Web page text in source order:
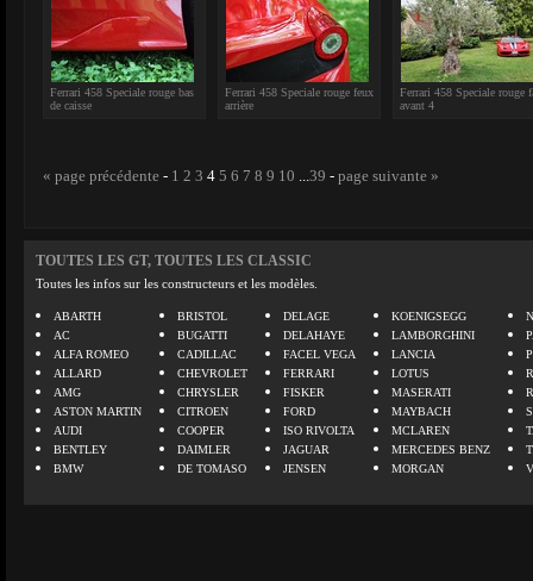
Ferrari 458 Speciale rouge bas
de caisse
Ferrari 458 Speciale rouge feux
arrière
Ferrari 458 Speciale rouge
avant 4
« page précédente - 1 2 3 4 5 6 7 8 9 10 ...39 - page suivante »
TOUTES LES GT, TOUTES LES CLASSIC
Toutes les infos sur les constructeurs et les modèles.
ABARTH
AC
ALFA ROMEO
ALLARD
AMG
ASTON MARTIN
AUDI
BENTLEY
BMW
BRISTOL
BUGATTI
CADILLAC
CHEVROLET
CHRYSLER
CITROEN
COOPER
DAIMLER
DE TOMASO
DELAGE
DELAHAYE
FACEL VEGA
FERRARI
FISKER
FORD
ISO RIVOLTA
JAGUAR
JENSEN
KOENIGSEGG
LAMBORGHINI
LANCIA
LOTUS
MASERATI
MAYBACH
MCLAREN
MERCEDES BENZ
MORGAN